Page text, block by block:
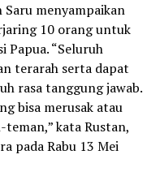
Saru menyampaikan
10 orang untuk
Papua. “Seluruh
terarah serta dapat
rasa tanggung jawab.
bisa merusak atau
kata Rustan,
pada Rabu 13 Mei